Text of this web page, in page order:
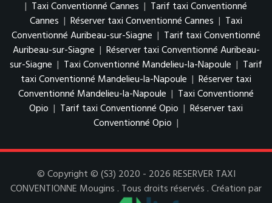
| Taxi Conventionné Cannes | Tarif taxi Conventionné
Cannes | Réserver taxi Conventionné Cannes | Taxi
Conventionné Auribeau-sur-Siagne | Tarif taxi Conventionné
Auribeau-sur-Siagne | Réserver taxi Conventionné Auribeau-
sur-Siagne | Taxi Conventionné Mandelieu-la-Napoule | Tarif
taxi Conventionné Mandelieu-la-Napoule | Réserver taxi
Conventionné Mandelieu-la-Napoule | Taxi Conventionné
Opio | Tarif taxi Conventionné Opio | Réserver taxi
Conventionné Opio |
© Copyright © (S3) 2020 - 2026 RESERVER TAXI
CONVENTIONNE Mougins . Tous droits réservés . Création par